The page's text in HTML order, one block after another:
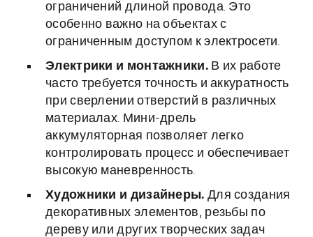
ограничений длиной провода. Это
особенно важно на объектах с
ограниченным доступом к электросети.
Электрики и монтажники.В их работе
часто требуется точность и аккуратность
при сверлении отверстий в различных
материалах. Мини-дрель
аккумуляторная позволяет легко
контролировать процесс и обеспечивает
высокую маневренность.
Художники и дизайнеры. Для создания
декоративных элементов, резьбы по
дереву или других творческих задач